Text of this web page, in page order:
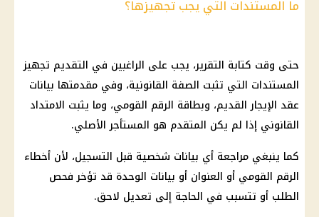
ما المستندات التي يجب تجهيزها؟
حتى وقت كتابة التقرير، يجب على الراغبين في التقديم تجهيز
المستندات التي تثبت الصفة القانونية، وفي مقدمتها بيانات
عقد الإيجار القديم، وبطاقة الرقم القومي، وما يثبت الامتداد
القانوني إذا لم يكن المتقدم هو المستأجر الأصلي.
كما ينبغي مراجعة أي بيانات شخصية قبل التسجيل، لأن أخطاء
الرقم القومي أو العنوان أو بيانات الوحدة قد تؤخر فحص
الطلب أو تتسبب في الحاجة إلى تعديل لاحق.